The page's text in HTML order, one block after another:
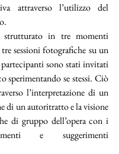
attraverso l’utilizzo del
strutturato in tre momenti
sessioni fotografiche su un
sono stati invitati
sperimentando se stessi. Ciò
l’interpretazione di un
di un autoritratto e la visione
di gruppo dell’opera con i
e suggerimenti